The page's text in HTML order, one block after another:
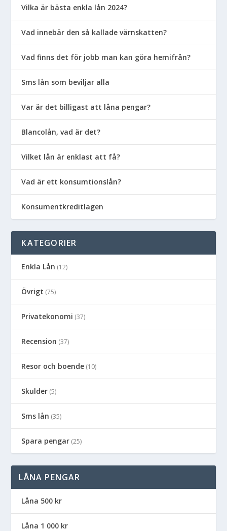
Vilka är bästa enkla lån 2024?
Vad innebär den så kallade värnskatten?
Vad finns det för jobb man kan göra hemifrån?
Sms lån som beviljar alla
Var är det billigast att låna pengar?
Blancolån, vad är det?
Vilket lån är enklast att få?
Vad är ett konsumtionslån?
Konsumentkreditlagen
KATEGORIER
Enkla Lån (12)
Övrigt (75)
Privatekonomi (37)
Recension (37)
Resor och boende (10)
Skulder (5)
Sms lån (35)
Spara pengar (25)
LÅNA PENGAR
Låna 500 kr
Låna 1 000 kr